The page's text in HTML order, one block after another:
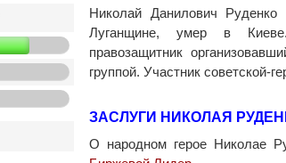
Николай Данилович
Луганщине, умер в
правозащитник
группой. Участник советской-
ЗАСЛУГИ НИКОЛАЯ
О народном герое Николае